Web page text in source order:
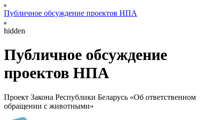
Публичное обсуждение проектов НПА
hidden
Публичное обсуждение
проектов НПА
Проект Закона Республики Беларусь «Об ответственном
обращении с животными»